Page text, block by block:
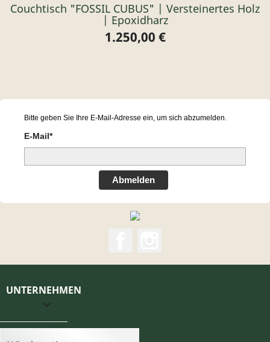
Couchtisch "FOSSIL CUBUS" | Versteinertes Holz
| Epoxidharz
Preis
1.250,00 €
Bitte geben Sie Ihre E-Mail-Adresse ein, um sich abzumelden.
E-Mail*
Abmelden
UNTERNEHMEN
